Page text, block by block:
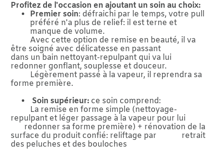
Profitez de l'occasion en ajoutant un soin au choix:
Premier soin: défraichi par le temps, votre pull
préféré n'a plus de relief: il est terne et
manque de volume.
Avec cette option de remise en beauté, il va
être soigné avec délicatesse en passant
dans un bain nettoyant-repulpant qui va lui
redonner gonflant, souplesse et douceur.
Légèrement passé à la vapeur, il reprendra sa
forme première.
Soin supérieur: ce soin comprend:
La remise en forme simple (nettoyage-
repulpant et léger passage à la vapeur pour lui
redonner sa forme première) + rénovation de la
surface du produit confié: reliftage par retrait
des peluches et des bouloches